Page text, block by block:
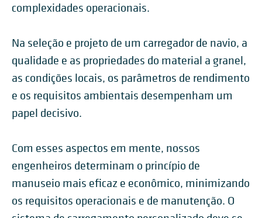
complexidades operacionais.
Na seleção e projeto de um carregador de navio, a
qualidade e as propriedades do material a granel,
as condições locais, os parâmetros de rendimento
e os requisitos ambientais desempenham um
papel decisivo.
Com esses aspectos em mente, nossos
engenheiros determinam o princípio de
manuseio mais eficaz e econômico, minimizando
os requisitos operacionais e de manutenção. O